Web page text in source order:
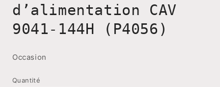
d’alimentation CAV
9041-144H (P4056)
Occasion
Quantité